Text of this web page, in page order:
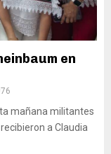
en
mañana militantes
a Claudia